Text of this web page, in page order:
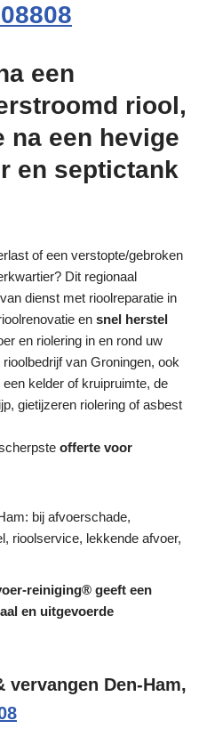
een
riool,
na een hevige
en septictank
of een verstopte/gebroken
Dit regionaal
dienst met rioolreparatie in
en snel herstel
en riolering in en rond uw
van Groningen, ook
kelder of kruipruimte, de
gietijzeren riolering of asbest
offerte voor
bij afvoerschade,
rioolservice, lekkende afvoer,
reiniging® geeft een
en uitgevoerde
Den-Ham,